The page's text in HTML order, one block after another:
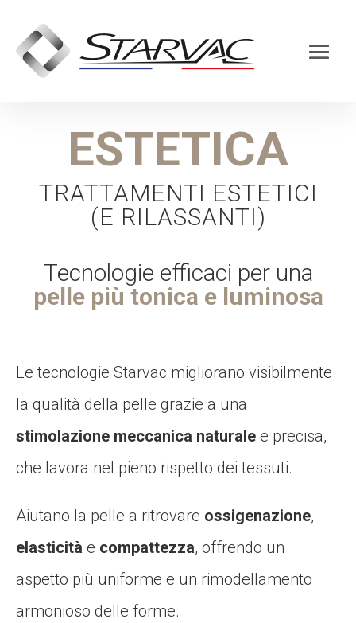
ESTETICA
TRATTAMENTI ESTETICI
(E RILASSANTI)
Tecnologie efficaci per una
pelle più tonica e luminosa
Le tecnologie Starvac migliorano visibilmente
la qualità della pelle grazie a una
stimolazione meccanica naturale e precisa,
che lavora nel pieno rispetto dei tessuti.
Aiutano la pelle a ritrovare ossigenazione,
elasticità e compattezza, offrendo un
aspetto più uniforme e un rimodellamento
armonioso delle forme.